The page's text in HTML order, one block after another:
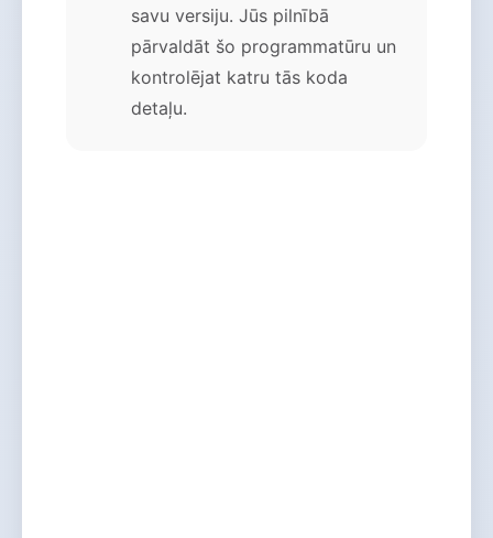
savu versiju. Jūs pilnībā
pārvaldāt šo programmatūru un
kontrolējat katru tās koda
detaļu.